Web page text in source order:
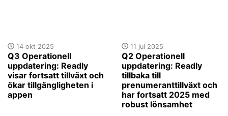
14 okt 2025
Q3 Operationell
uppdatering: Readly
visar fortsatt tillväxt och
ökar tillgängligheten i
appen
11 jul 2025
Q2 Operationell
uppdatering: Readly
tillbaka till
prenumeranttillväxt och
har fortsatt 2025 med
robust lönsamhet